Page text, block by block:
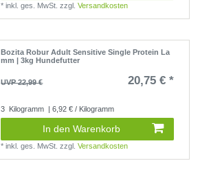
*inkl. ges. MwSt. zzgl.Versandkosten
Bozita Robur Adult Sensitive Single Protein La
mm | 3kg Hundefutter
UVP 22,99 € 20,75 € *
3 Kilogramm | 6,92 € / Kilogramm
In den Warenkorb
*inkl. ges. MwSt. zzgl.Versandkosten